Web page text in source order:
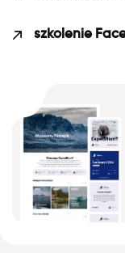
szkolenie